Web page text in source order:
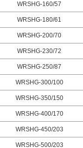
WRSHG-160/57
WRSHG-180/61
WRSHG-200/70
WRSHG-230/72
WRSHG-250/87
WRSHG-300/100
WRSHG-350/150
WRSHG-400/170
WRSHG-450/203
WRSHG-500/203